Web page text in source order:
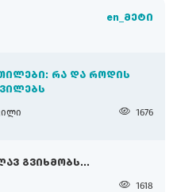
en_მეტი
ᲠᲐ ᲓᲐ ᲠᲝᲓᲘᲡ
1676
ᲒᲕᲘᲮᲛᲝᲑᲡ...
1618